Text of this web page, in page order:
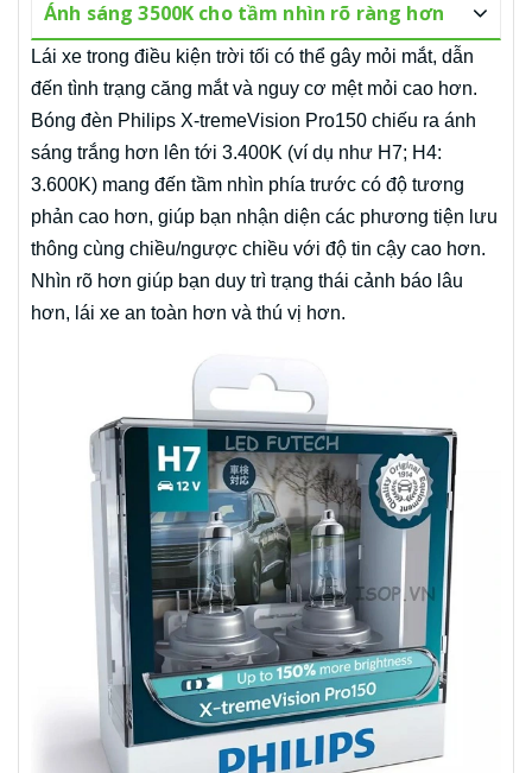
Ánh sáng 3500K cho tầm nhìn rõ ràng hơn
Lái xe trong điều kiện trời tối có thể gây mỏi mắt, dẫn
đến tình trạng căng mắt và nguy cơ mệt mỏi cao hơn.
Bóng đèn Philips X-tremeVision Pro150 chiếu ra ánh
sáng trắng hơn lên tới 3.400K (ví dụ như H7; H4:
3.600K) mang đến tầm nhìn phía trước có độ tương
phản cao hơn, giúp bạn nhận diện các phương tiện lưu
thông cùng chiều/ngược chiều với độ tin cậy cao hơn.
Nhìn rõ hơn giúp bạn duy trì trạng thái cảnh báo lâu
hơn, lái xe an toàn hơn và thú vị hơn.